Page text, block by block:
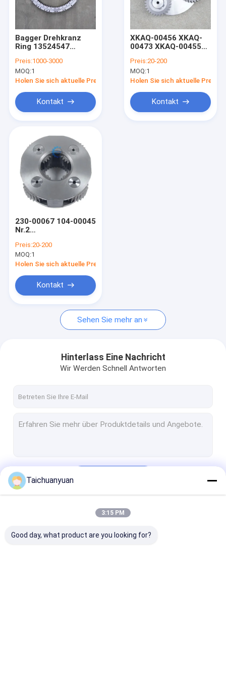
Über uns
Werksbesichtigung
Kontakt mit uns
Neuigkeiten
Bitte um ein Angebot
Bagger-Final Drive Travel-Motor
Getriebe zur Verringerung der Reise des Baggers
Achsantriebsteile für Bagger
Schwingantriebsmotor für Bagger
Schwingungsschrumpfgetriebe für Bagger
Bagger Swing Drive Parts
Hydraulikpumpeteile des Baggers
Motorprodukt
Bagger Drehkranz
Ring 13524547
Sy375H Drehlager 84
Zähne
Preis:1000-3000
MOQ:1
Holen Sie sich aktuelle Preis
Kontakt
XKAQ-00456 XKAQ-
00473 XKAQ-00455
Preis:20-200
MOQ:1
Holen Sie sich aktuelle Preis
Kontakt
230-00067 104-00045
Nr.2
Dx300lc Solar300ll
Dx300lca Dh300-7
Schwinggetriebe
Preis:20-200
MOQ:1
Holen Sie sich aktuelle Preis
Kontakt
Sehen Sie mehr an
Hinterlass Eine Nachricht
Wir Werden Schnell Antworten
Taichuanyuan
3:15 PM
Good day, what product are you looking for?